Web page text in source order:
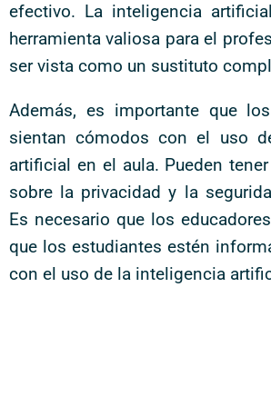
efectivo. La inteligencia
herramienta valiosa para el
ser vista como un sustituto
Además, es importante que
sientan cómodos con el uso
artificial en el aula. Pueden
sobre la privacidad y la
Es necesario que los
que los estudiantes estén
con el uso de la inteligencia